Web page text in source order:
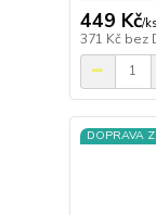
449 Kč/ks
371 Kč bez
DOPRAVA